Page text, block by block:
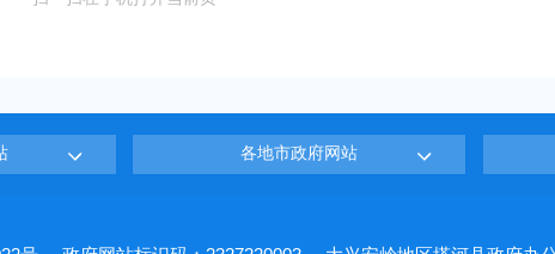
各地市政府网站